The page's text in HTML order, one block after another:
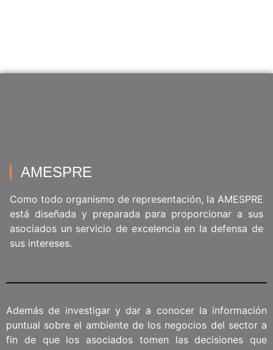
AMESPRE
Como todo organismo de representación, la AMESPRE
está diseñada y preparada para proporcionar a sus
asociados un servicio de excelencia en la defensa de
sus intereses.
Además de investigar y dar a conocer la información
puntual sobre el ambiente de los negocios del sector a
fin de que los asociados tomen las decisiones que